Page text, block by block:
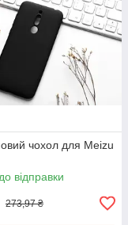
чохол для Meizu
відправки
273,97 ₴